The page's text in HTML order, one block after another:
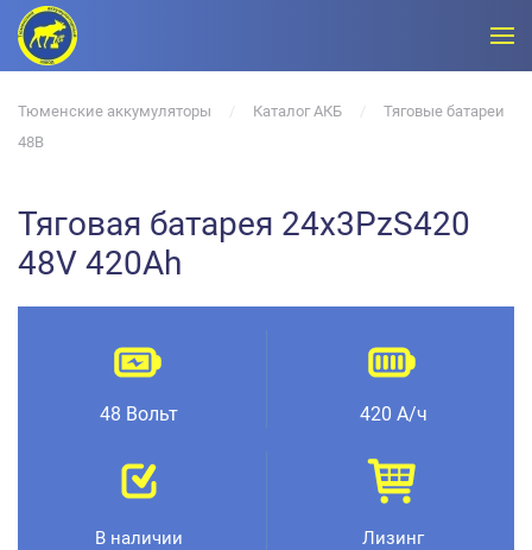
Тюменские аккумуляторы Каталог АКБ
Тяговые батареи
48В
Тяговая батарея 24x3PzS420
48V 420Ah
48 Вольт 420 А/ч
В наличии Лизинг